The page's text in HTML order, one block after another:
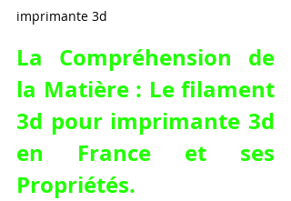
imprimante 3d
La Compréhension de
la Matière : Le filament
3d pour imprimante 3d
en France et ses
Propriétés.